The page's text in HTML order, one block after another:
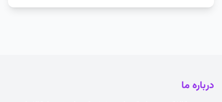
درباره ما